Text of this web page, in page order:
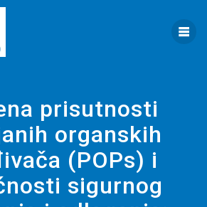
prisutnosti
organskih
(POPs) i
sigurnog